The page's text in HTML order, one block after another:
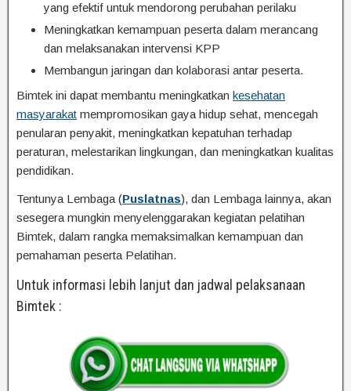
yang efektif untuk mendorong perubahan perilaku
Meningkatkan kemampuan peserta dalam merancang
dan melaksanakan intervensi KPP
Membangun jaringan dan kolaborasi antar peserta.
Bimtek ini dapat membantu meningkatkan kesehatan
masyarakat mempromosikan gaya hidup sehat, mencegah
penularan penyakit, meningkatkan kepatuhan terhadap
peraturan, melestarikan lingkungan, dan meningkatkan kualitas
pendidikan.
Tentunya Lembaga (Puslatnas), dan Lembaga lainnya, akan
sesegera mungkin menyelenggarakan kegiatan pelatihan
Bimtek, dalam rangka memaksimalkan kemampuan dan
pemahaman peserta Pelatihan.
Untuk informasi lebih lanjut dan jadwal pelaksanaan
Bimtek :